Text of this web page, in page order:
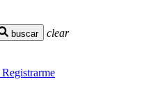
buscar clear
Registrarme